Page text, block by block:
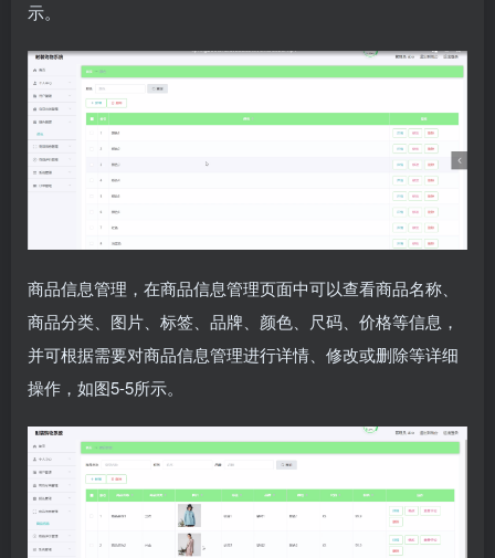
示。
商品信息管理，在商品信息管理页面中可以查看商品名称、
商品分类、图片、标签、品牌、颜色、尺码、价格等信息，
并可根据需要对商品信息管理进行详情、修改或删除等详细
操作，如图5-5所示。